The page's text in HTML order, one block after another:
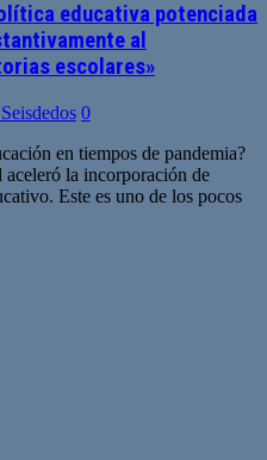
educativa potenciada
al
escolares»
0
en tiempos de pandemia?
aceleró la incorporación de
Este es uno de los pocos